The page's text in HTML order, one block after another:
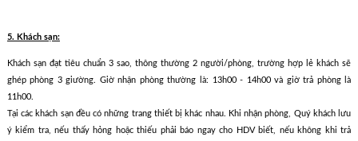
5. Khách sạn:
Khách sạn đạt tiêu chuẩn 3 sao, thông thường 2 người/phòng, trường hợp lẻ khách sẽ
ghép phòng 3 giường. Giờ nhận phòng thường là: 13h00 - 14h00 và giờ trả phòng là
11h00.
Tại các khách sạn đều có những trang thiết bị khác nhau. Khi nhận phòng, Quý khách lưu
ý kiểm tra, nếu thấy hỏng hoặc thiếu phải báo ngay cho HDV biết, nếu không khi trả